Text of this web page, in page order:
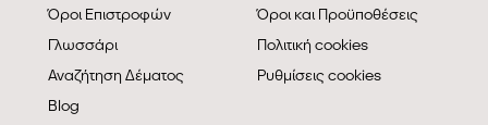
Όροι Επιστροφών
Γλωσσάρι
Αναζήτηση Δέματος
Blog
Όροι και Προϋποθέσεις
Πολιτική cookies
Ρυθμίσεις cookies